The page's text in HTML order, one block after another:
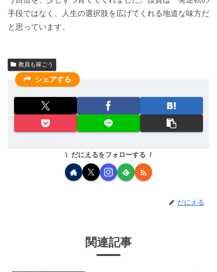
手段ではなく、人生の選択肢を広げてくれる地道な味方だ
と思っています。
教員も稼ごう
シェアする
だにえるをフォローする
だにえる
関連記事